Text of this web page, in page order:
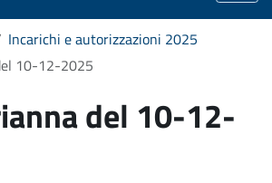
Incarichi e autorizzazioni 2025
10-12-2025
del 10-12-